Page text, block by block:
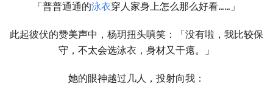
「普普通通的泳衣穿人家身上怎么那么好看……」
此起彼伏的赞美声中，杨玥扭头嗔笑：「没有啦，我比较保
守，不太会选泳衣，身材又干瘪。」
她的眼神越过几人，投射向我：